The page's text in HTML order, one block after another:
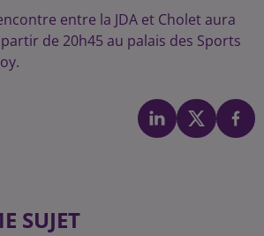
entre la JDA et Cholet aura
de 20h45 au palais des Sports
SUJET